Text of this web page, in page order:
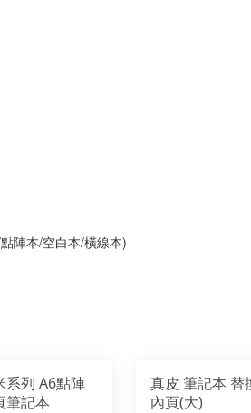
陣本/空白本/橫線本)
系列 A6點陣
筆記本
真皮 筆記本 替
內頁(大)